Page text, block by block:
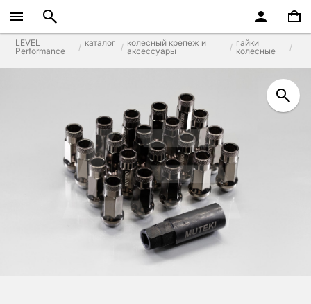
LEVEL
Performance
каталог
колесный крепеж и
аксессуары
гайки
колесные